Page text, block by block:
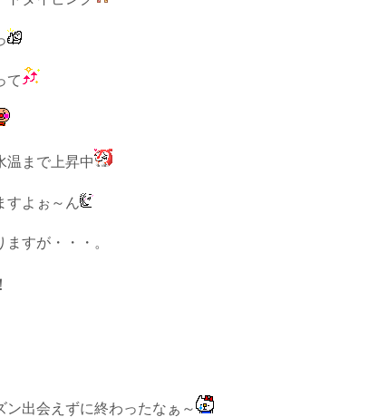
て
温まで上昇中
すよぉ～ん
すが・・・。
ン出会えずに終わったなぁ～